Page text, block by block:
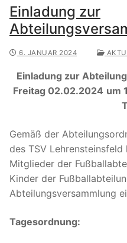
Einladung zur
6. JANUAR 2024
Einladung zur
Freitag 02.02.2024 um
Gemäß der
des TSV
Mitglieder der
Kinder der
Abteilungsversammlung
Tagesordnung: